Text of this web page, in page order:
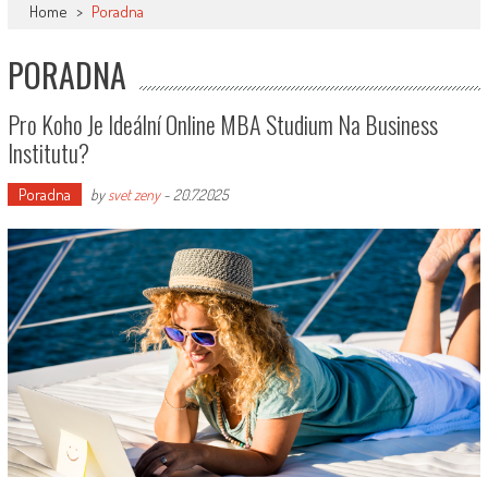
Home > Poradna
PORADNA
Pro Koho Je Ideální Online MBA Studium Na Business
Institutu?
Poradna bysvet zeny- 20.7.2025